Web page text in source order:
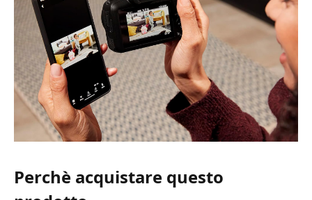
Perchè acquistare questo